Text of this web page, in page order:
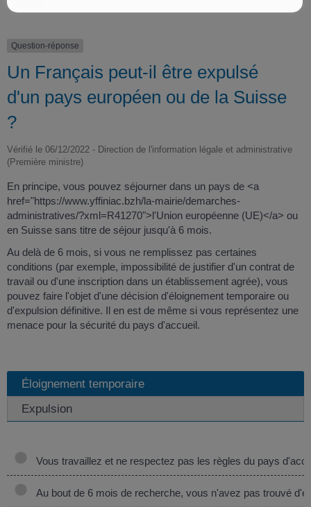
Question-réponse
Un Français peut-il être expulsé
d'un pays européen ou de la Suisse
?
Vérifié le 06/12/2022 - Direction de l'information légale et administrative
(Première ministre)
En principe, vous pouvez séjourner dans un pays de <a
href="https://www.yffiniac.bzh/la-mairie/demarches-
administratives/?xml=R41270">l'Union européenne (UE)</a> ou
en Suisse sans titre de séjour jusqu'à 6 mois.
Au delà de 6 mois, si vous ne remplissez pas certaines
conditions (par exemple, impossibilité de justifier d'un contrat de
travail ou d'une inscription dans un établissement agrée), vous
pouvez faire l'objet d'une décision d'éloignement temporaire ou
d'expulsion définitive. Il en est de même si vous représentez une
menace pour la sécurité du pays d'accueil.
Éloignement temporaire
Expulsion
Vous travaillez et ne respectez pas les règles du pays
Au bout de 6 mois de recherche, vous n'avez pas trouvé